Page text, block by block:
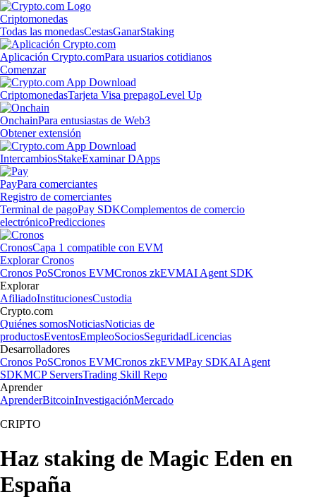
Criptomonedas
Todas las monedasCestasGanarStaking
Aplicación Crypto.comPara usuarios cotidianos
Comenzar
CriptomonedasTarjeta Visa prepagoLevel Up
OnchainPara entusiastas de Web3
Obtener extensión
IntercambiosStakeExaminar DApps
PayPara comerciantes
Registro de comerciantes
Terminal de pagoPay SDKComplementos de comercio
electrónicoPredicciones
CronosCapa 1 compatible con EVM
Explorar Cronos
Cronos PoSCronos EVMCronos zkEVMAI Agent SDK
Explorar
AfiliadoInstitucionesCustodia
Crypto.com
Quiénes somosNoticiasNoticias de
productosEventosEmpleoSociosSeguridadLicencias
Desarrolladores
Cronos PoSCronos EVMCronos zkEVMPay SDKAI Agent
SDKMCP ServersTrading Skill Repo
Aprender
AprenderBitcoinInvestigaciónMercado
CRIPTO
Haz staking de Magic Eden en
España